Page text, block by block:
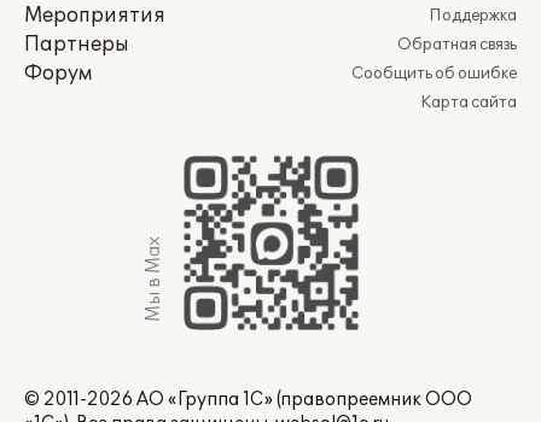
Мероприятия
Партнеры
Форум
Поддержка
Обратная связь
Сообщить об ошибке
Карта сайта
Мы в Max
© 2011-2026 АО «Группа 1С» (правопреемник ООО